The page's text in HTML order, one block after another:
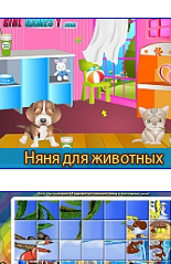
Няня для животных